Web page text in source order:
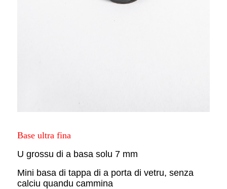
Base ultra fina
U grossu di a basa solu 7 mm
Mini basa di tappa di a porta di vetru, senza
calciu quandu cammina